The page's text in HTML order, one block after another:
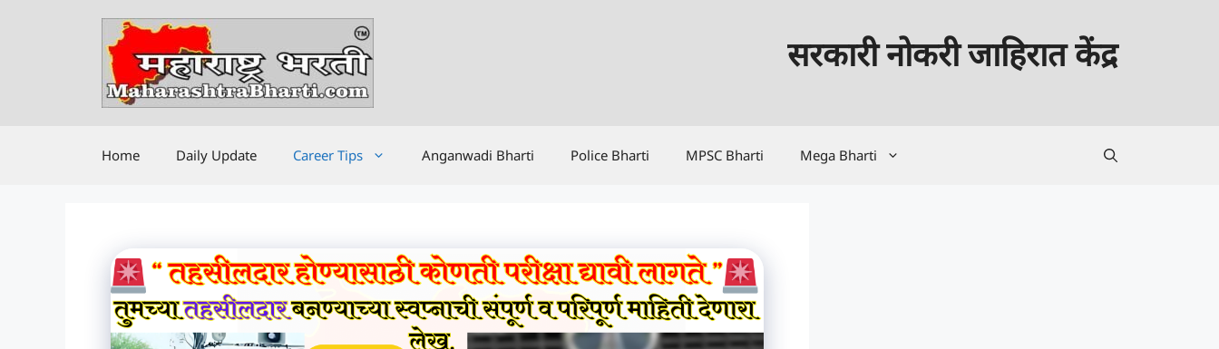
सरकारी नोकरी जाहिरात केंद्र
Home Daily Update Career Tips Anganwadi Bharti Police Bharti MPSC Bharti Mega Bharti